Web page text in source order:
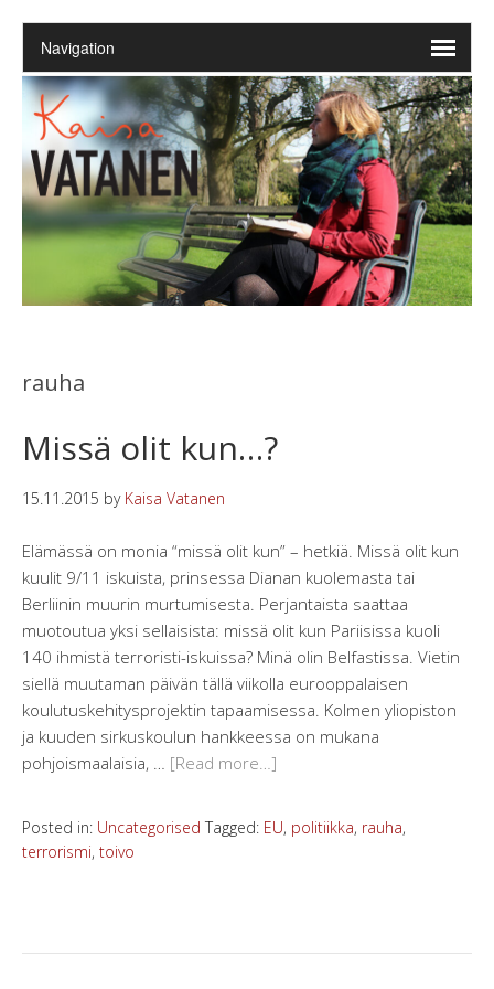
rauha
Missä olit kun…?
15.11.2015 by Kaisa Vatanen
Elämässä on monia “missä olit kun” – hetkiä. Missä olit kun
kuulit 9/11 iskuista, prinsessa Dianan kuolemasta tai
Berliinin muurin murtumisesta. Perjantaista saattaa
muotoutua yksi sellaisista: missä olit kun Pariisissa kuoli
140 ihmistä terroristi-iskuissa? Minä olin Belfastissa. Vietin
siellä muutaman päivän tällä viikolla eurooppalaisen
koulutuskehitysprojektin tapaamisessa. Kolmen yliopiston
ja kuuden sirkuskoulun hankkeessa on mukana
pohjoismaalaisia, … [Read more…]
Posted in: Uncategorised Tagged: EU, politiikka, rauha,
terrorismi, toivo